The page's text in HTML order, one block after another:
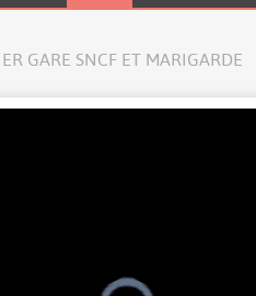
GARE SNCF ET MARIGARDE